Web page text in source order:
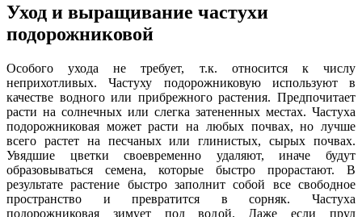
Уход и выращивание частухи
подорожниковой
Особого ухода не требует, т.к. относится к числу
неприхотливых. Частуху подорожниковую используют в
качестве водного или прибрежного растения. Предпочитает
расти на солнечных или слегка затененных местах. Частуха
подорожниковая может расти на любых почвах, но лучше
всего растет на песчаных или глинистых, сырых почвах.
Увядшие цветки своевременно удаляют, иначе будут
образовываться семена, которые быстро прорастают. В
результате растение быстро заполнит собой все свободное
пространство и превратится в сорняк. Частуха
подорожниковая зимует под водой. Даже если пруд